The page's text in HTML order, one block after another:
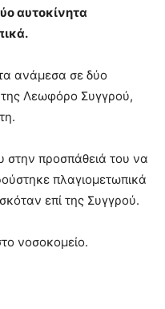
αυτοκίνητα
ανάμεσα σε δύο
Λεωφόρο Συγγρού,
στην προσπάθειά του να
πλαγιομετωπικά
επί της Συγγρού.
νοσοκομείο.